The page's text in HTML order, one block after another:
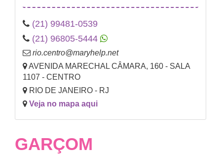
(21) 99481-0539
(21) 96805-5444
rio.centro@maryhelp.net
AVENIDA MARECHAL CÂMARA, 160 - SALA
1107 - CENTRO
RIO DE JANEIRO - RJ
Veja no mapa aqui
GARÇOM